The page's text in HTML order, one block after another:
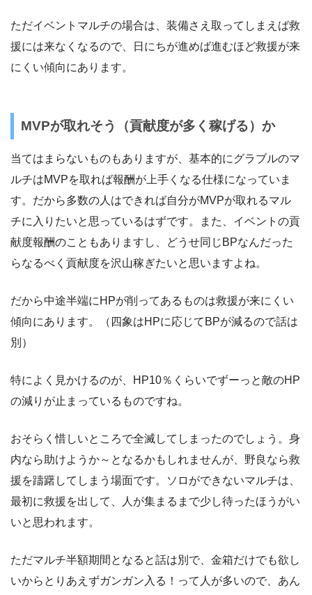
ただイベントマルチの場合は、装備さえ取ってしまえば救
援には来なくなるので、日にちが進めば進むほど救援が来
にくい傾向にあります。
MVPが取れそう（貢献度が多く稼げる）か
当てはまらないものもありますが、基本的にグラブルのマ
ルチはMVPを取れば報酬が上手くなる仕様になっていま
す。だから多数の人はできれば自分がMVPが取れるマル
チに入りたいと思っているはずです。また、イベントの貢
献度報酬のこともありますし、どうせ同じBPなんだった
らなるべく貢献度を沢山稼ぎたいと思いますよね。
だから中途半端にHPが削ってあるものは救援が来にくい
傾向にあります。（四象はHPに応じてBPが減るので話は
別）
特によく見かけるのが、HP10％くらいでずーっと敵のHP
の減りが止まっているものですね。
おそらく惜しいところで全滅してしまったのでしょう。身
内なら助けようか～となるかもしれませんが、野良なら救
援を躊躇してしまう場面です。ソロができないマルチは、
最初に救援を出して、人が集まるまで少し待ったほうがい
いと思われます。
ただマルチ半額期間となると話は別で、金箱だけでも欲し
いからとりあえずガンガン入る！って人が多いので、あん